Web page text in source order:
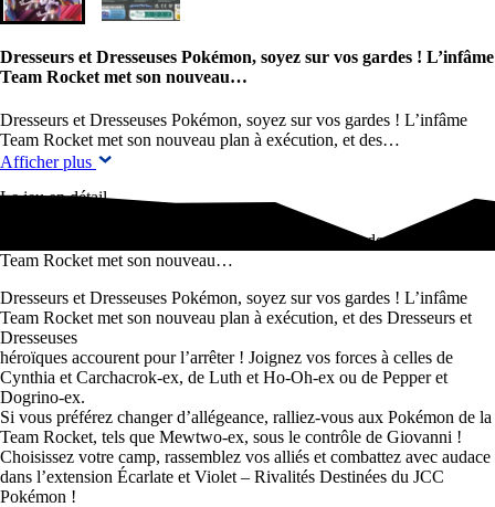
Dresseurs et Dresseuses Pokémon, soyez sur vos gardes ! L’infâme
Team Rocket met son nouveau…
Dresseurs et Dresseuses Pokémon, soyez sur vos gardes ! L’infâme
Team Rocket met son nouveau plan à exécution, et des…
Afficher plus
Le jeu en détail
Dresseurs et Dresseuses Pokémon, soyez sur vos gardes ! L’infâme
Team Rocket met son nouveau…
Dresseurs et Dresseuses Pokémon, soyez sur vos gardes ! L’infâme
Team Rocket met son nouveau plan à exécution, et des Dresseurs et
Dresseuses
héroïques accourent pour l’arrêter ! Joignez vos forces à celles de
Cynthia et Carchacrok-ex, de Luth et Ho-Oh-ex ou de Pepper et
Dogrino-ex.
Si vous préférez changer d’allégeance, ralliez-vous aux Pokémon de la
Team Rocket, tels que Mewtwo-ex, sous le contrôle de Giovanni !
Choisissez votre camp, rassemblez vos alliés et combattez avec audace
dans l’extension Écarlate et Violet – Rivalités Destinées du JCC
Pokémon !